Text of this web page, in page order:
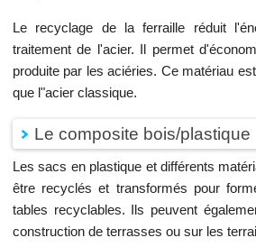
Le recyclage de la ferraille réduit
traitement de l'acier. Il permet
produite par les aciéries. Ce matériau
que l"acier classique.
Le composite bois/plastique
Les sacs en plastique et différents
être recyclés et transformés pour
tables recyclables. Ils peuvent
construction de terrasses ou sur les